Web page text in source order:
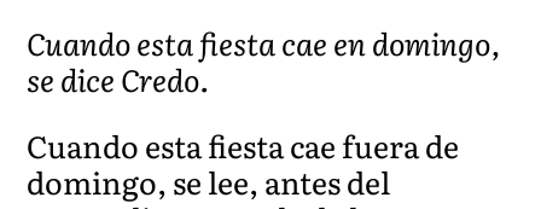
Cuando esta fiesta cae en domingo,
se dice Credo.
Cuando esta fiesta cae fuera de
domingo, se lee, antes del